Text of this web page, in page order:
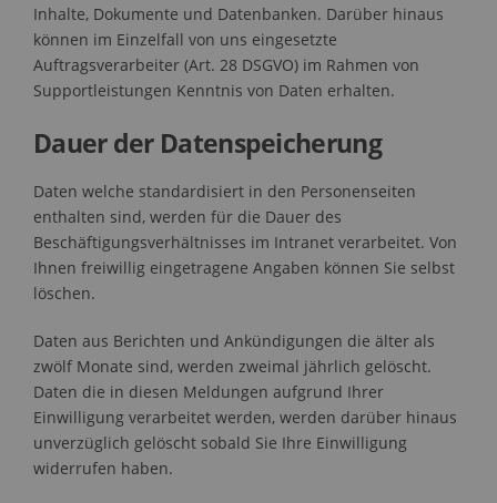
Inhalte, Dokumente und Datenbanken. Darüber hinaus
können im Einzelfall von uns eingesetzte
Auftragsverarbeiter (Art. 28 DSGVO) im Rahmen von
Supportleistungen Kenntnis von Daten erhalten.
Dauer der Datenspeicherung
Daten welche standardisiert in den Personenseiten
enthalten sind, werden für die Dauer des
Beschäftigungsverhältnisses im Intranet verarbeitet. Von
Ihnen freiwillig eingetragene Angaben können Sie selbst
löschen.
Daten aus Berichten und Ankündigungen die älter als
zwölf Monate sind, werden zweimal jährlich gelöscht.
Daten die in diesen Meldungen aufgrund Ihrer
Einwilligung verarbeitet werden, werden darüber hinaus
unverzüglich gelöscht sobald Sie Ihre Einwilligung
widerrufen haben.